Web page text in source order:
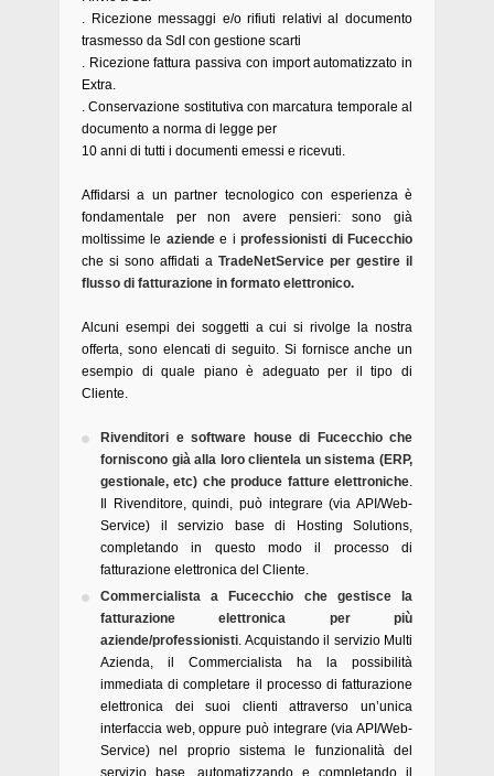
. Ricezione messaggi e/o rifiuti relativi al documento
trasmesso da SdI con gestione scarti
. Ricezione fattura passiva con import automatizzato in
Extra.
. Conservazione sostitutiva con marcatura temporale al
documento a norma di legge per
10 anni di tutti i documenti emessi e ricevuti.
Affidarsi a un partner tecnologico con esperienza è
fondamentale per non avere pensieri: sono già
moltissime le aziendee i professionisti di Fucecchio
che si sono affidati a TradeNetService per gestire il
flusso di fatturazione in formato elettronico.
Alcuni esempi dei soggetti a cui si rivolge la nostra
offerta, sono elencati di seguito. Si fornisce anche un
esempio di quale piano è adeguato per il tipo di
Cliente.
Rivenditori e software house di Fucecchio che
forniscono già alla loro clientela un sistema (ERP,
gestionale, etc) che produce fatture elettroniche.
Il Rivenditore, quindi, può integrare (via API/Web-
Service) il servizio base di Hosting Solutions,
completando in questo modo il processo di
fatturazione elettronica del Cliente.
Commercialista a Fucecchio che gestisce la
fatturazione elettronica per più
aziende/professionisti. Acquistando il servizio Multi
Azienda, il Commercialista ha la possibilità
immediata di completare il processo di fatturazione
elettronica dei suoi clienti attraverso un’unica
interfaccia web, oppure può integrare (via API/Web-
Service) nel proprio sistema le funzionalità del
servizio base, automatizzando e completando il